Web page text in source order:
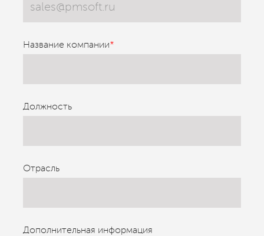
Название компании*
Должность
Отрасль
Дополнительная информация